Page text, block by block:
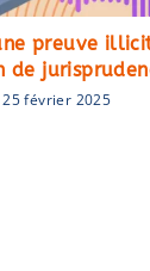
preuve
de
25 février 2025